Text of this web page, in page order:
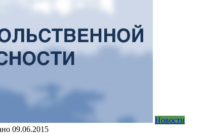
Новости
09.06.2015